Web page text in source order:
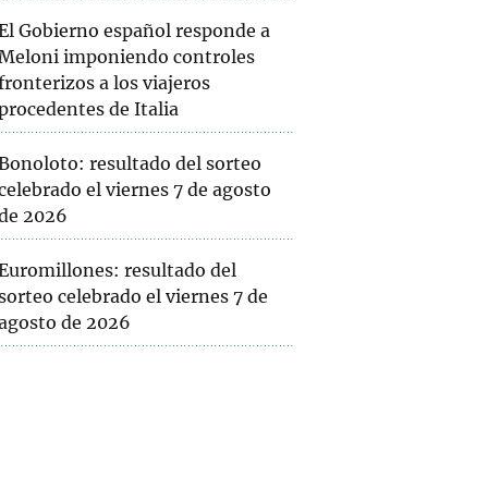
Gobierno español responde a
imponiendo controles
a los viajeros
de Italia
resultado del sorteo
el viernes 7 de agosto
2026
resultado del
celebrado el viernes 7 de
de 2026